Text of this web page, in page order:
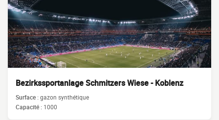
Bezirkssportanlage Schmitzers Wiese - Koblenz
Surface :gazon synthétique
Capacité : 1000